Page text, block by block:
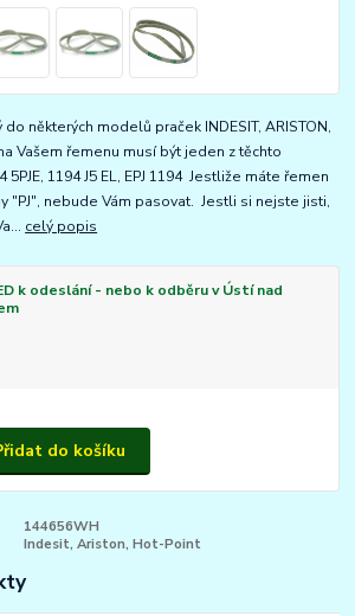
některých modelů praček INDESIT, ARISTON,
Vašem řemenu musí být jeden z těchto
5PJE, 1194 J5 EL, EPJ 1194 Jestliže máte řemen
"PJ", nebude Vám pasovat. Jestli si nejste jisti,
celý popis
k odeslání - nebo k odběru v Ústí nad
do košíku
144656WH
Indesit, Ariston, Hot-Point